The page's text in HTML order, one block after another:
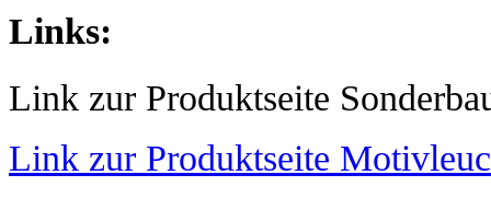
Links:
Link zur Produktseite
Link zur Produktseite